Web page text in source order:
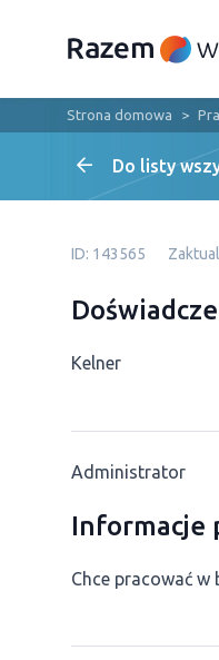
Strona domowa
Do listy
ID: 143565
Kelner
Administrator
Informacje
Chce pracować w